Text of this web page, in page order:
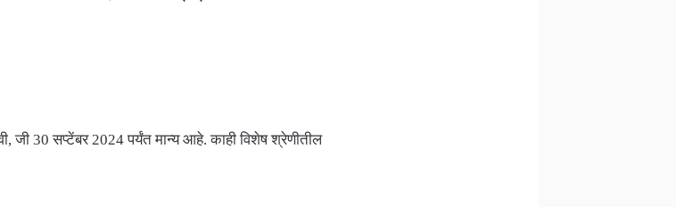
जी 30 सप्टेंबर 2024 पर्यंत मान्य आहे. काही विशेष श्रेणीतील